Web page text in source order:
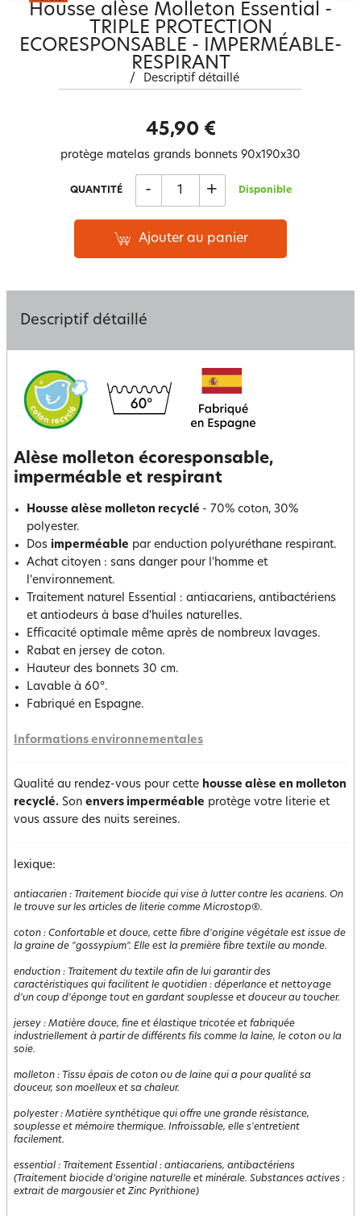
Housse alèse Molleton Essential -
TRIPLE PROTECTION
ECORESPONSABLE - IMPERMÉABLE-
RESPIRANT
/ Descriptif détaillé
45,90 €
protège matelas grands bonnets 90x190x30
QUANTITÉ - + Disponible
Ajouter au panier
Descriptif détaillé
Alèse molleton écoresponsable,
imperméable et respirant
Housse alèse molleton recyclé - 70% coton, 30%
polyester.
Dos imperméable par enduction polyuréthane respirant.
Achat citoyen : sans danger pour l'homme et
l'environnement.
Traitement naturel Essential : antiacariens, antibactériens
et antiodeurs à base d'huiles naturelles.
Efficacité optimale même après de nombreux lavages.
Rabat en jersey de coton.
Hauteur des bonnets 30 cm.
Lavable à 60°.
Fabriqué en Espagne.
Informations environnementales
Qualité au rendez-vous pour cette housse alèse en molleton
recyclé. Son envers imperméable protège votre literie et
vous assure des nuits sereines.
lexique:
antiacarien : Traitement biocide qui vise à lutter contre les acariens. On
le trouve sur les articles de literie comme Microstop®.
coton : Confortable et douce, cette fibre d'origine végétale est issue de
la graine de "gossypium". Elle est la première fibre textile au monde.
enduction : Traitement du textile afin de lui garantir des
caractéristiques qui facilitent le quotidien : déperlance et nettoyage
d'un coup d'éponge tout en gardant souplesse et douceur au toucher.
jersey : Matière douce, fine et élastique tricotée et fabriquée
industriellement à partir de différents fils comme la laine, le coton ou la
soie.
molleton : Tissu épais de coton ou de laine qui a pour qualité sa
douceur, son moelleux et sa chaleur.
polyester: Matière synthétique qui offre une grande résistance,
souplesse et mémoire thermique. Infroissable, elle s'entretient
facilement.
essential : Traitement Essential : antiacariens, antibactériens
(Traitement biocide d’origine naturelle et minérale. Substances actives :
extrait de margousier et Zinc Pyrithione)